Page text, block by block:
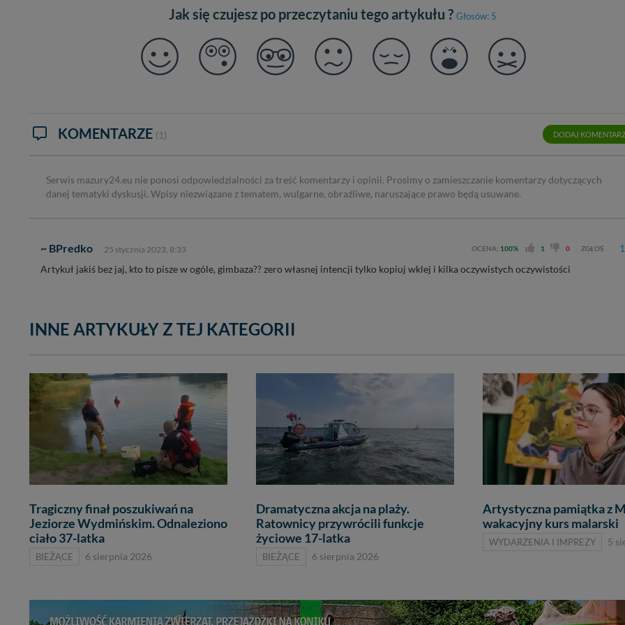
Jak się czujesz po przeczytaniu tego artykułu ? Głosów: 5
KOMENTARZE (1) DODAJ
Serwis mazury24.eu nie ponosi odpowiedzialności za treść komentarzy i opinii. Prosimy o zamieszczanie komentarzy dotyczących
danej tematyki dyskusji. Wpisy niezwiązane z tematem, wulgarne, obraźliwe, naruszające prawo będą usuwane.
~ BPredko 25 stycznia 2023, 8:33 OCENA: 100% 1 0 ZGŁOŚ 1
Artykuł jakiś bez jaj, kto to pisze w ogóle, gimbaza?? zero własnej intencji tylko kopiuj wklej i kilka oczywistych oczywistości
INNE ARTYKUŁY Z TEJ KATEGORII
Tragiczny finał poszukiwań na
Jeziorze Wydmińskim. Odnaleziono
ciało 37-latka
BIEŻĄCE 6 sierpnia 2026
Dramatyczna akcja na plaży.
Ratownicy przywrócili funkcje
życiowe 17-latka
BIEŻĄCE 6 sierpnia 2026
Artystyczna pamiątka z
wakacyjny kurs malarski
WYDARZENIA I IMPREZY 5